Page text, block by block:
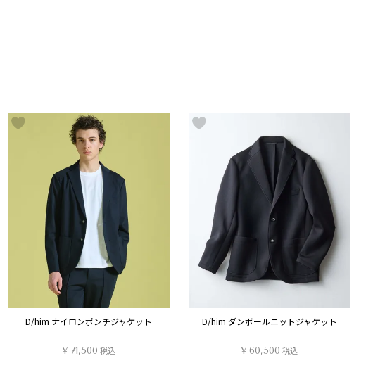
D/him ナイロンポンチジャケット
¥71,500 税込
D/him ダンボールニットジャケット
¥60,500 税込